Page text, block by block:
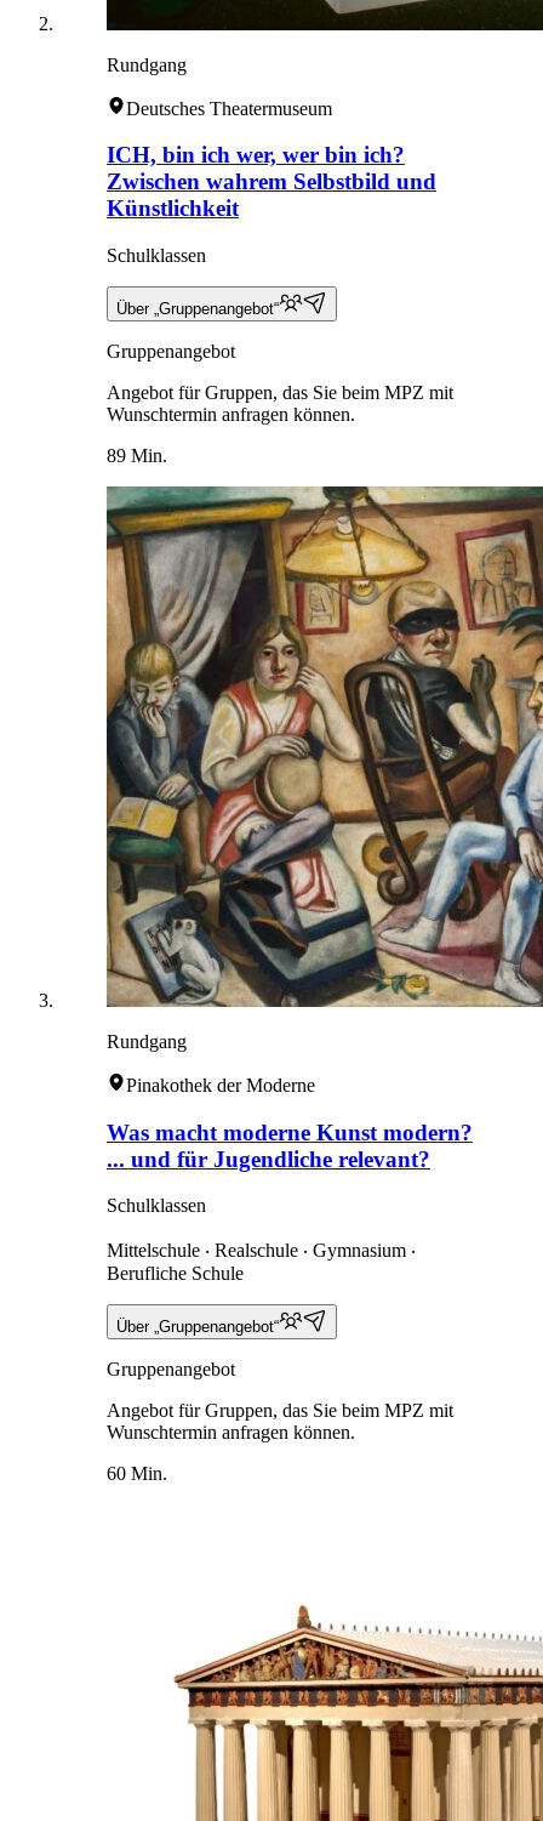
Rundgang
Deutsches Theatermuseum
ICH, bin ich wer, wer bin ich?
Zwischen wahrem Selbstbild und
Künstlichkeit
Schulklassen
Über „Gruppenangebot“
Gruppenangebot
Angebot für Gruppen, das Sie beim MPZ mit
Wunschtermin anfragen können.
89 Min.
Rundgang
Pinakothek der Moderne
Was macht moderne Kunst modern?
... und für Jugendliche relevant?
Schulklassen
Mittelschule ‧ Realschule ‧ Gymnasium ‧
Berufliche Schule
Über „Gruppenangebot“
Gruppenangebot
Angebot für Gruppen, das Sie beim MPZ mit
Wunschtermin anfragen können.
60 Min.